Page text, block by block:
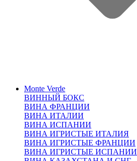
Monte Verde
ВИННЫЙ БОКС
ВИНА ФРАНЦИИ
ВИНА ИТАЛИИ
ВИНА ИСПАНИИ
ВИНА ИГРИСТЫЕ ИТАЛИЯ
ВИНА ИГРИСТЫЕ ФРАНЦИИ
ВИНА ИГРИСТЫЕ ИСПАНИИ